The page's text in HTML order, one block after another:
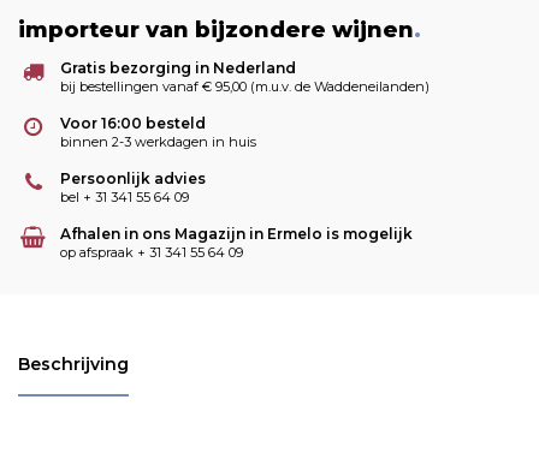
importeur van bijzondere wijnen.
Gratis bezorging in Nederland
bij bestellingen vanaf € 95,00 (m.u.v. de Waddeneilanden)
Voor 16:00 besteld
binnen 2-3 werkdagen in huis
Persoonlijk advies
bel + 31 341 55 64 09
Afhalen in ons Magazijn in Ermelo is mogelijk
op afspraak + 31 341 55 64 09
Beschrijving